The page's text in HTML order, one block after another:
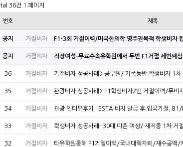
36건 1 페이지
번호 제목
공지 거절비자 F1-3회 거절이력/미국한의학 영주권목적 학생비자
공지 거절비자 직장여성-무료수속유학원에서 두번 F1거절 세번째
36 거절비자 거절비자 성공사례> 공무원/ 가족동반 학생비자 1차
35 거절비자 관광비자 성공사례> F1학생비자2번 거절이력/무비
34 거절비자 관광 인터뷰후기 | ESTA 비자 발급 후 입국거절,
33 거절비자 학생비자 성공사례- 30대 미혼 여성/ 재직중 1차 거
32 거절비자 타유학원통해 F1거절이력/국내대학자퇴/재수공백/